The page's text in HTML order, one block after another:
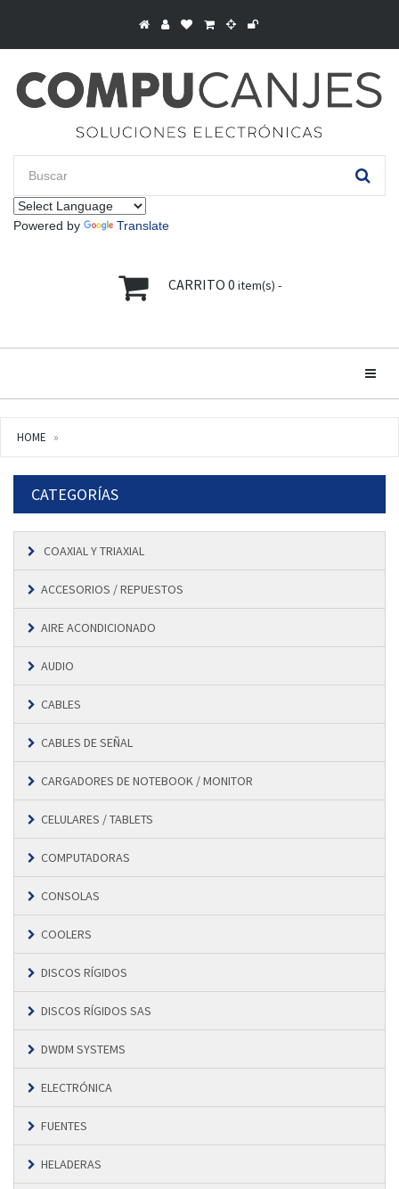
Powered by Translate
CARRITO 0 item(s) -
HOME
CATEGORÍAS
COAXIAL Y TRIAXIAL
ACCESORIOS / REPUESTOS
AIRE ACONDICIONADO
AUDIO
CABLES
CABLES DE SEÑAL
CARGADORES DE NOTEBOOK / MONITOR
CELULARES / TABLETS
COMPUTADORAS
CONSOLAS
COOLERS
DISCOS RÍGIDOS
DISCOS RÍGIDOS SAS
DWDM SYSTEMS
ELECTRÓNICA
FUENTES
HELADERAS